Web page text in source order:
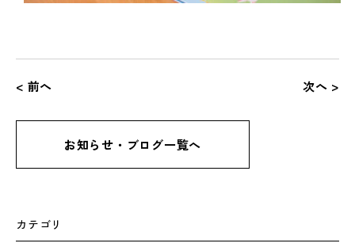
< 前へ 次へ >
お知らせ・ブログ一覧へ
カテゴリ